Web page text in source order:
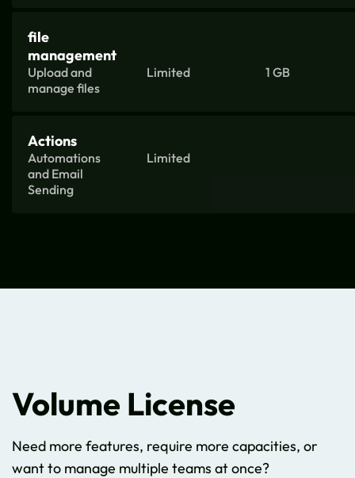
file
management
Upload and
manage files
Limited 1 GB
Actions
Automations
and Email
Sending
Limited
Volume License
Need more features, require more capacities, or
want to manage multiple teams at once?